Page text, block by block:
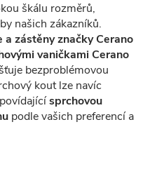
škálu rozměrů,
našich zákazníků.
zástěny značky Cerano
vaničkami Cerano
bezproblémovou
kout lze navíc
sprchovou
podle vašich preferencí a